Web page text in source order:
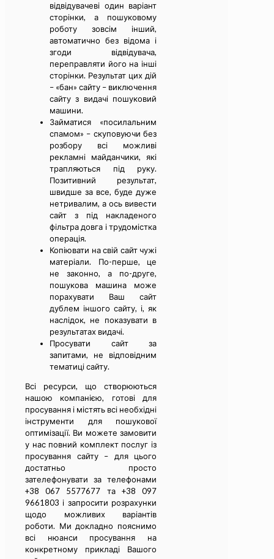
відвідувачеві один варіант
сторінки, а пошуковому
роботу зовсім інший,
автоматично без відома і
згоди відвідувача,
переправляти його на інші
сторінки. Результат цих дій
– «бан» сайту – виключення
сайту з видачі пошуковий
машини.
Займатися «посилальним
спамом» – скуповуючи без
розбору всі можливі
рекламні майданчики, які
трапляються під руку.
Позитивний результат,
швидше за все, буде дуже
нетривалим, а ось вивести
сайт з під накладеного
фільтра довга і трудомістка
операція.
Копіювати на свій сайт чужі
матеріали. По-перше, це
не законно, а по-друге,
пошукова машина може
порахувати Ваш сайт
дублем іншого сайту, і, як
наслідок, не показувати в
результатах видачі.
Просувати сайт за
запитами, не відповідним
тематиці сайту.
Всі ресурси, що створюються
нашою компанією, готові для
просування і містять всі необхідні
інструменти для пошукової
оптимізації. Ви можете замовити
у нас повний комплект послуг із
просування сайту – для цього
достатньо просто
зателефонувати за телефонами
+38 067 5577677 та +38 097
9661803 і запросити розрахунки
щодо можливих варіантів
роботи. Ми докладно пояснимо
всі нюанси просування на
конкретному прикладі Вашого